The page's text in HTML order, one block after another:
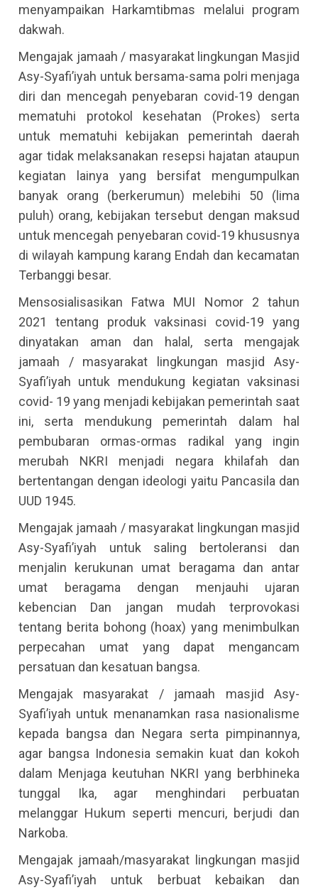
menyampaikan Harkamtibmas melalui program
dakwah.
Mengajak jamaah / masyarakat lingkungan Masjid
Asy-Syafi’iyah untuk bersama-sama polri menjaga
diri dan mencegah penyebaran covid-19 dengan
mematuhi protokol kesehatan (Prokes) serta
untuk mematuhi kebijakan pemerintah daerah
agar tidak melaksanakan resepsi hajatan ataupun
kegiatan lainya yang bersifat mengumpulkan
banyak orang (berkerumun) melebihi 50 (lima
puluh) orang, kebijakan tersebut dengan maksud
untuk mencegah penyebaran covid-19 khususnya
di wilayah kampung karang Endah dan kecamatan
Terbanggi besar.
Mensosialisasikan Fatwa MUI Nomor 2 tahun
2021 tentang produk vaksinasi covid-19 yang
dinyatakan aman dan halal, serta mengajak
jamaah / masyarakat lingkungan masjid Asy-
Syafi’iyah untuk mendukung kegiatan vaksinasi
covid- 19 yang menjadi kebijakan pemerintah saat
ini, serta mendukung pemerintah dalam hal
pembubaran ormas-ormas radikal yang ingin
merubah NKRI menjadi negara khilafah dan
bertentangan dengan ideologi yaitu Pancasila dan
UUD 1945.
Mengajak jamaah / masyarakat lingkungan masjid
Asy-Syafi’iyah untuk saling bertoleransi dan
menjalin kerukunan umat beragama dan antar
umat beragama dengan menjauhi ujaran
kebencian Dan jangan mudah terprovokasi
tentang berita bohong (hoax) yang menimbulkan
perpecahan umat yang dapat mengancam
persatuan dan kesatuan bangsa.
Mengajak masyarakat / jamaah masjid Asy-
Syafi’iyah untuk menanamkan rasa nasionalisme
kepada bangsa dan Negara serta pimpinannya,
agar bangsa Indonesia semakin kuat dan kokoh
dalam Menjaga keutuhan NKRI yang berbhineka
tunggal Ika, agar menghindari perbuatan
melanggar Hukum seperti mencuri, berjudi dan
Narkoba.
Mengajak jamaah/masyarakat lingkungan masjid
Asy-Syafi’iyah untuk berbuat kebaikan dan